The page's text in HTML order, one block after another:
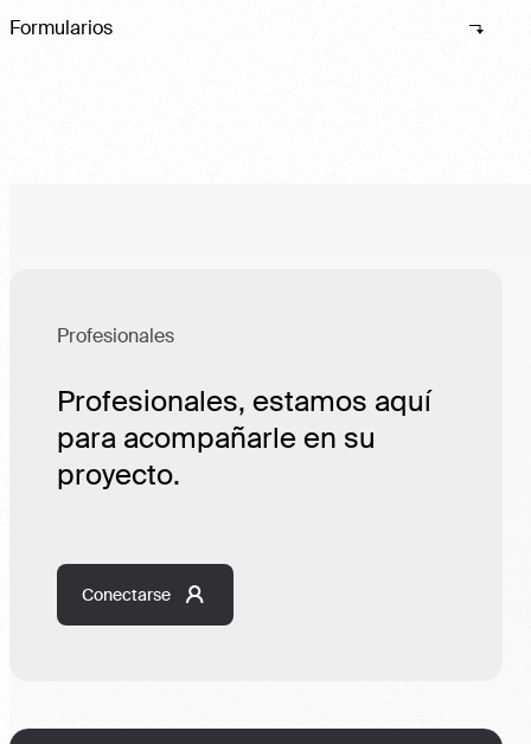
Formularios
Profesionales
Profesionales, estamos aquí
para acompañarle en su
proyecto.
Conectarse